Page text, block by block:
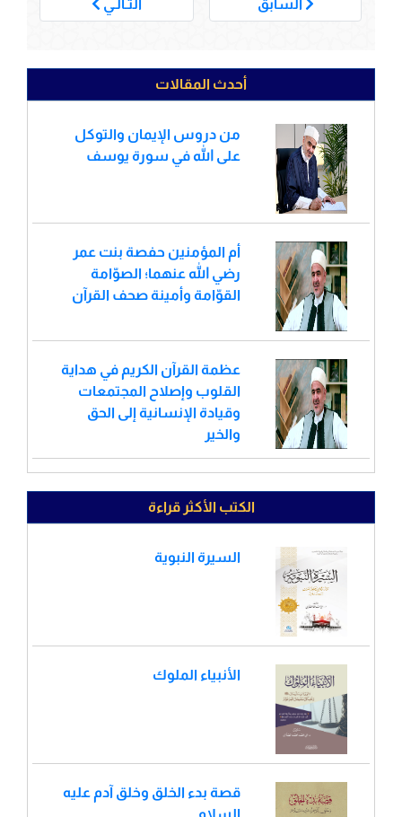
السابق التـالـي
أحدث المقالات
من دروس الإيمان والتوكل
على الله في سورة يوسف
أم المؤمنين حفصة بنت عمر
رضي الله عنهما؛ الصوّامة
القوّامة وأمينة صحف القرآن
عظمة القرآن الكريم في هداية
القلوب وإصلاح المجتمعات
وقيادة الإنسانية إلى الحق
والخير
الكتب الأكثر قراءة
السيرة النبوية
الأنبياء الملوك
قصة بدء الخلق وخلق آدم عليه